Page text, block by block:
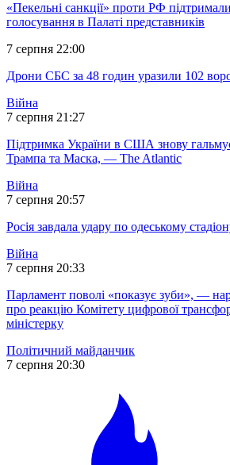
«Пекельні санкції» проти РФ
голосування в Палаті представників
7 серпня 22:00
Дрони СБС за 48 годин уразили 102
Війна
7 серпня 21:27
Підтримка України в США знову
Трампа та Маска, — The Atlantic
Війна
7 серпня 20:57
Росія завдала удару по одеському
Війна
7 серпня 20:33
Парламент поволі «показує зуби», —
про реакцію Комітету цифрової
міністерку
Політичний майданчик
7 серпня 20:30